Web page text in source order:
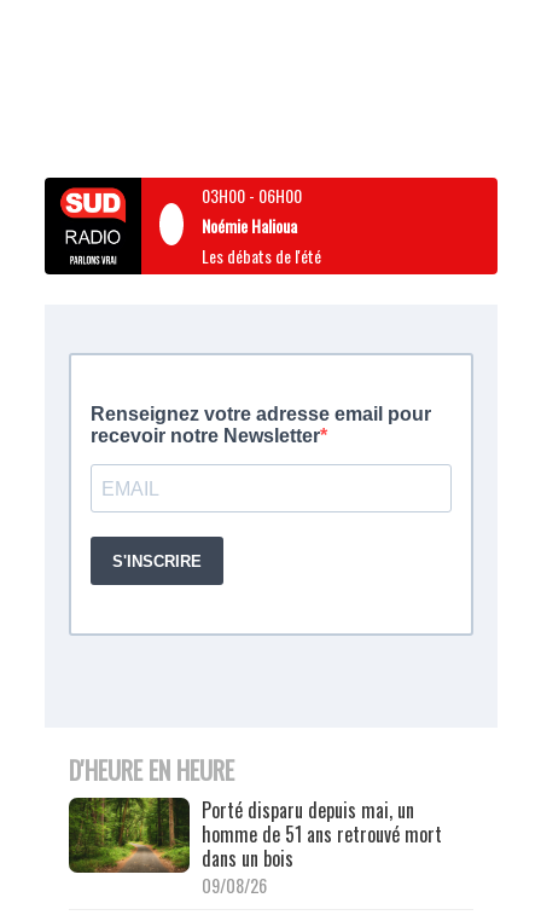
03H00- 06H00
Noémie Halioua
Les débats de l'été
D'HEURE EN HEURE
Porté disparu depuis mai, un
homme de 51 ans retrouvé mort
dans un bois
09/08/26